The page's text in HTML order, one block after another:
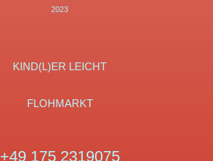
2023
KIND(L)ER LEICHT
FLOHMARKT
Tel:
+49 175 2319075